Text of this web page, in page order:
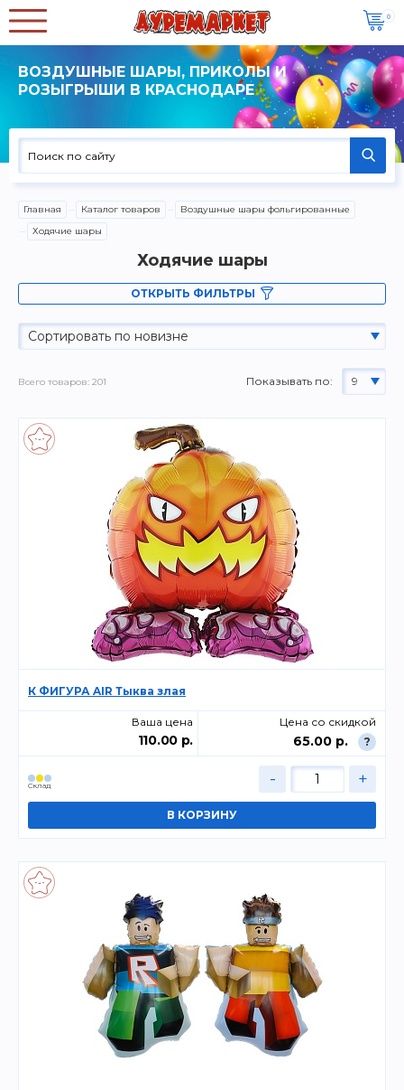
0
ВОЗДУШНЫЕ ШАРЫ, ПРИКОЛЫ И
РОЗЫГРЫШИ В КРАСНОДАРЕ
Главная Каталог товаров
Воздушные шары фольгированные
Ходячие шары
Ходячие шары
ОТКРЫТЬ ФИЛЬТРЫ
Сортировать по новизне
Всего товаров: 201 Показывать по: 9
К ФИГУРА AIR Тыква злая
Ваша цена
110.00 р.
Цена со скидкой
65.00 р. ?
Склад - +